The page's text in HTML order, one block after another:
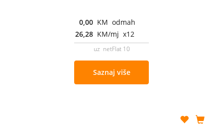
0,00 KM odmah
26,28 KM/mj x12
uz netFlat 10
Saznaj više